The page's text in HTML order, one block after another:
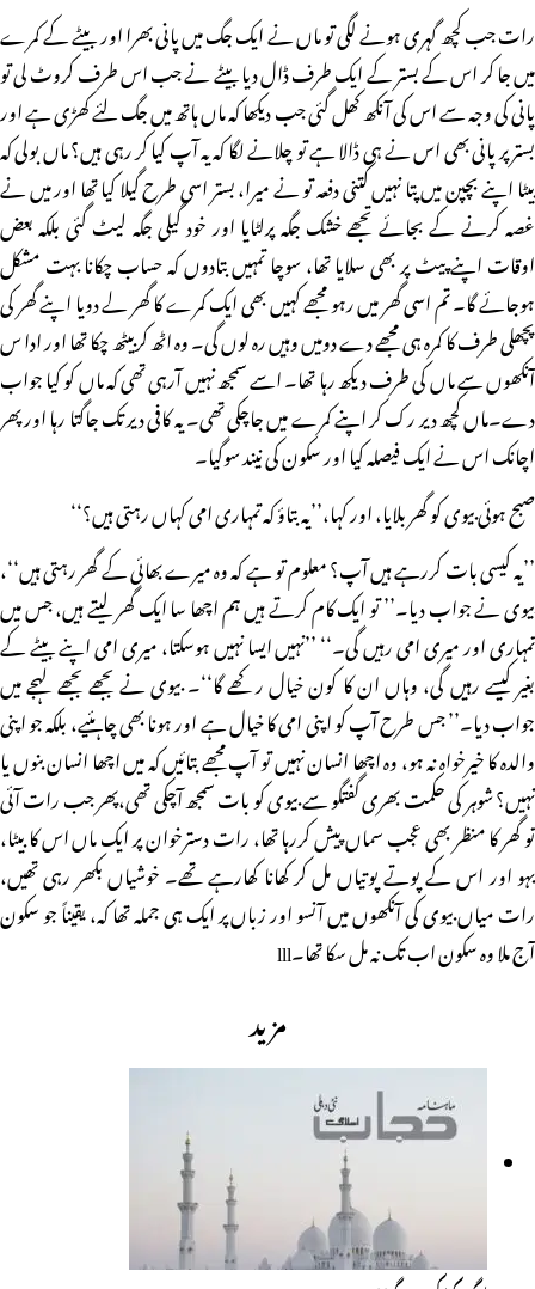
رات جب کچھ گہری ہونے لگی تو ماں نے ایک جگ میں پانی بھرا اور بیٹے کے کمرے
میں جا کر اس کے بستر کے ایک طرف ڈال دیا بیٹے نے جب اس طرف کروٹ لی تو
پانی کی وجہ سے اس کی آنکھ کھل گئی جب دیکھا کہ ماں ہاتھ میں جگ لئے کھڑی ہے اور
بستر پر پانی بھی اس نے ہی ڈالا ہے تو چلانے لگا کہ یہ آپ کیا کر رہی ہیں؟ ماں بولی کہ
بیٹا اپنے بچپن میں پتا نہیں کتنی دفعہ تو نے میرا، بستر اسی طرح گیلا کیا تھا اور میں نے
غصہ کرنے کے بجائے تجھے خشک جگہ پرلٹایا اور خود گیلی جگہ لیٹ گئی بلکہ بعض
اوقات اپنے پیٹ پر بھی سلایا تھا، سوچا تمہیں بتادوں کہ حساب چکانا بہت مشکل
ہوجائے گا۔ تم اسی گھر میں رہو مجھے کہیں بھی ایک کمرے کا گھر لے دویا اپنے گھر کی
پچھلی طرف کا کمرہ ہی مجھے دے دومیں وہیں رہ لوں گی۔ وہ اٹھ کربیٹھ چکا تھا اور ادا س
آنکھوں سے ماں کی طرف دیکھ رہا تھا۔ اسے سمجھ نہیں آرہی تھی کہ ماں کو کیا جواب
دے۔ماں کچھ دیر رک کر اپنے کمرے میں جاچکی تھی۔ یہ کافی دیر تک جاگتا رہا اور پھر
اچانک اس نے ایک فیصلہ کیا اور سکون کی نیند سوگیا۔
صبح ہوئی بیوی کو گھر بلایا، اور کہا،’’یہ بتاؤ کہ تمہاری امی کہاں رہتی ہیں؟‘‘
’’یہ کیسی بات کررہے ہیں آپ؟ معلوم تو ہے کہ وہ میرے بھائی کے گھر رہتی ہیں‘‘،
بیوی نے جواب دیا۔’’ تو ایک کام کرتے ہیں ہم اچھا سا ایک گھر لیتے ہیں، جس میں
تمہاری اور میری امی رہیں گی۔‘‘ ’’نہیں ایسا نہیں ہوسکتا، میری امی اپنے بیٹے کے
بغیر کیسے رہیں گی، وہاں ان کا کون خیال رکھے گا‘‘۔ بیوی نے بجھے بجھے لہجے میں
جواب دیا۔’’ جس طرح آپ کو اپنی امی کا خیال ہے اور ہونا بھی چاہئیے، بلکہ جو اپنی
والدہ کا خیرخواہ نہ ہو، وہ اچھا انسان نہیں تو آپ مجھے بتائیں کہ میں اچھا انسان بنوں یا
نہیں؟ شوہر کی حکمت بھری گفتگو سے بیوی کو بات سمجھ آچکی تھی،پھر جب رات آئی
تو گھر کا منظر بھی عجب سماں پیش کررہا تھا، رات دسترخوان پر ایک ماں اس کا بیٹا،
بہو اور اس کے پوتے پوتیاں مل کر کھانا کھارہے تھے۔ خوشیاں بکھر رہی تھیں،
رات میاں بیوی کی آنکھوں میں آنسو اور زباں پر ایک ہی جملہ تھا کہ، یقیناً جو سکون
آج ملا وہ سکون اب تک نہ مل سکا تھا۔lll
مزید